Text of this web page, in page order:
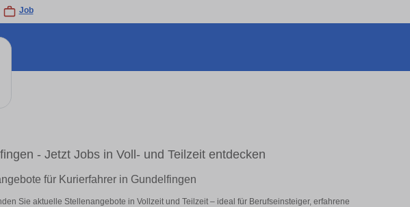
Job
- Jetzt Jobs in Voll- und Teilzeit entdecken
für Kurierfahrer in Gundelfingen
Sie aktuelle Stellenangebote in Vollzeit und Teilzeit – ideal für Berufseinsteiger, erfahrene